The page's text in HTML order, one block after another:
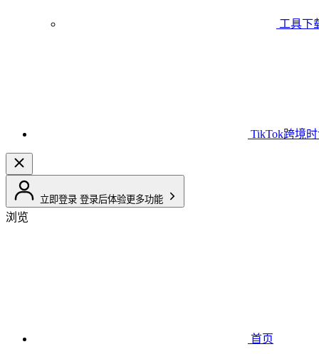
工具下
TikTok跨境
立即登录 登录后体验更多功能
浏览
首页